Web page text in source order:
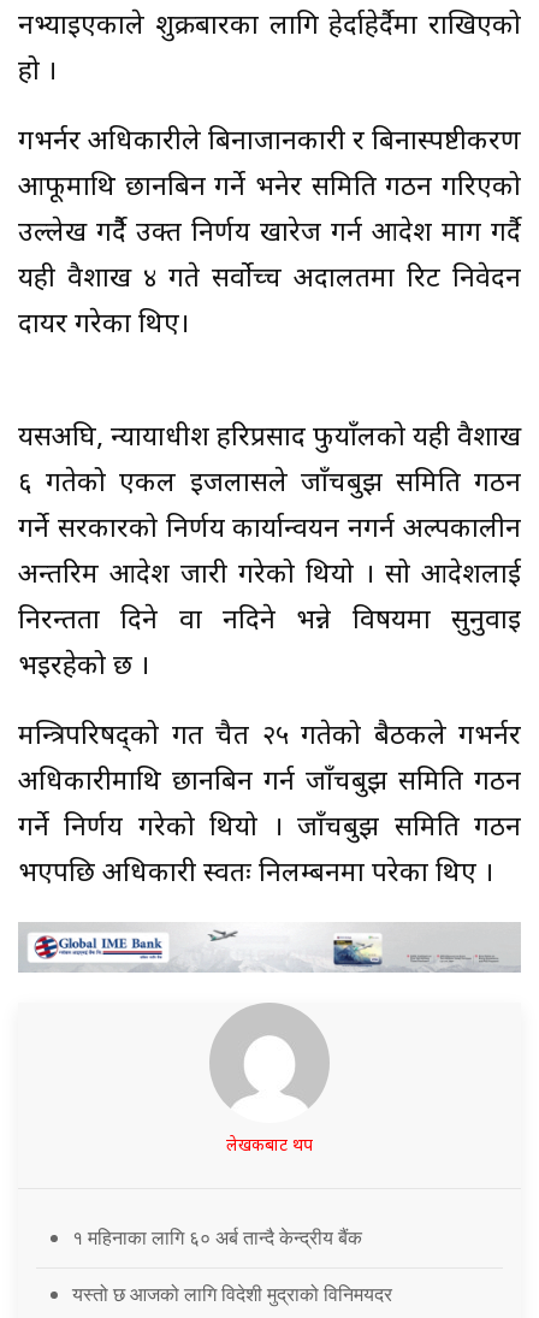
नभ्याइएकाले शुक्रबारका लागि हेर्दाहेर्दैमा राखिएको
हो ।
गभर्नर अधिकारीले बिनाजानकारी र बिनास्पष्टीकरण
आफूमाथि छानबिन गर्ने भनेर समिति गठन गरिएको
उल्लेख गर्दैै उक्त निर्णय खारेज गर्न आदेश माग गर्दै
यही वैशाख ४ गते सर्वोच्च अदालतमा रिट निवेदन
दायर गरेका थिए।
यसअघि, न्यायाधीश हरिप्रसाद फुयाँलको यही वैशाख
६ गतेको एकल इजलासले जाँचबुझ समिति गठन
गर्ने सरकारको निर्णय कार्यान्वयन नगर्न अल्पकालीन
अन्तरिम आदेश जारी गरेको थियो । सो आदेशलाई
निरन्तता दिने वा नदिने भन्ने विषयमा सुनुवाइ
भइरहेको छ ।
मन्त्रिपरिषद्को गत चैत २५ गतेको बैठकले गभर्नर
अधिकारीमाथि छानबिन गर्न जाँचबुझ समिति गठन
गर्ने निर्णय गरेको थियो । जाँचबुझ समिति गठन
भएपछि अधिकारी स्वतः निलम्बनमा परेका थिए ।
लेखकबाट थप
१ महिनाका लागि ६० अर्ब तान्दै केन्द्रीय बैंक
यस्तो छ आजको लागि विदेशी मुद्राको विनिमयदर